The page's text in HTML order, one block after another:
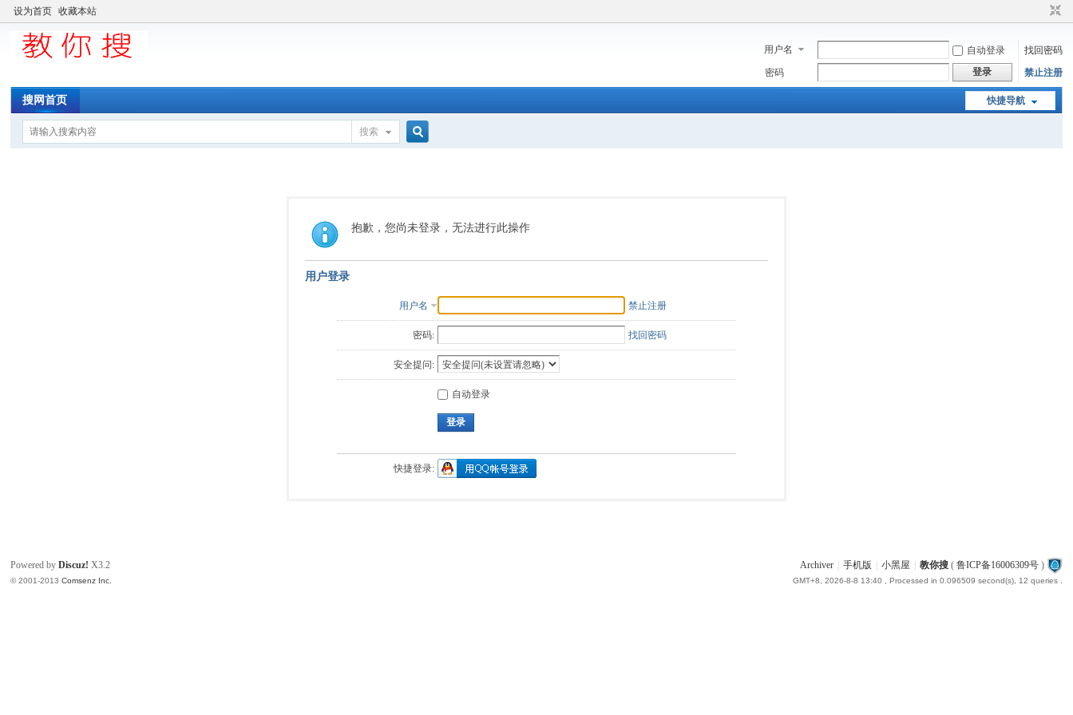
设为首页 收藏本站
用户名 自动登录
找回密码
密码
登录 禁止注册
快捷导航
搜网首页
搜索
索
抱歉，您尚未登录，无法进行此操作
用户登录
用户名 禁止注册
密码: 找回密码
安全提问:
自动登录
登录
快捷登录:
Archiver 手机版 小黑屋 教你搜( 鲁ICP备16006309号)
GMT+8, 2026-8-8 13:40 , Processed in 0.096509 second(s), 12 queries .
Powered byDiscuz! X3.2
© 2001-2013Comsenz Inc.